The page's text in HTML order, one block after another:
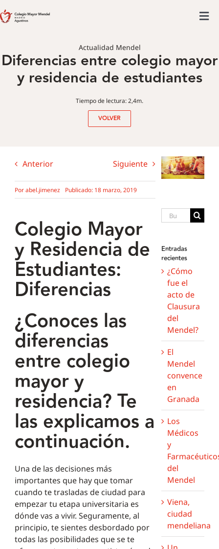
al
Actividades
Admisiones
Actualidad Mendel
Diferencias entre colegio mayor
y residencia de estudiantes
Tiempo de lectura: 2,4m.
VOLVER
Anterior Siguiente
Porabel.jimenez Publicado: 18 marzo, 2019
Colegio Mayor
y Residencia de
Estudiantes:
Diferencias
¿Conoces las
diferencias
entre colegio
mayor y
residencia? Te
las explicamos a
continuación.
Una de las decisiones más
importantes que hay que tomar
cuando te trasladas de ciudad para
empezar tu etapa universitaria es
dónde vas a vivir. Seguramente, al
principio, te sientes desbordado por
todas las posibilidades que se te
Buscar:
Entradas
recientes
¿Cómo
fue el
acto de
Clausura
del
Mendel?
El
Mendel
convence
en
Granada
Los
Médicos
y
del
Mendel
Viena,
ciudad
mendeliana